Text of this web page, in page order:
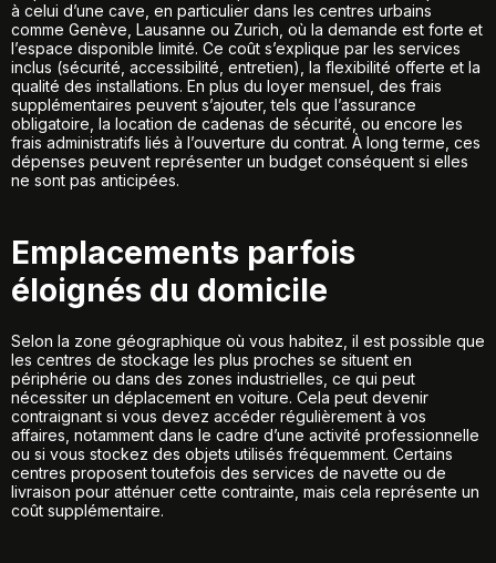
à celui d’une cave, en particulier dans les centres urbains
comme Genève, Lausanne ou Zurich, où la demande est forte et
l’espace disponible limité. Ce coût s’explique par les services
inclus (sécurité, accessibilité, entretien), la flexibilité offerte et la
qualité des installations. En plus du loyer mensuel, des frais
supplémentaires peuvent s’ajouter, tels que l’assurance
obligatoire, la location de cadenas de sécurité, ou encore les
frais administratifs liés à l’ouverture du contrat. À long terme, ces
dépenses peuvent représenter un budget conséquent si elles
ne sont pas anticipées.
Emplacements parfois
éloignés du domicile
Selon la zone géographique où vous habitez, il est possible que
les centres de stockage les plus proches se situent en
périphérie ou dans des zones industrielles, ce qui peut
nécessiter un déplacement en voiture. Cela peut devenir
contraignant si vous devez accéder régulièrement à vos
affaires, notamment dans le cadre d’une activité professionnelle
ou si vous stockez des objets utilisés fréquemment. Certains
centres proposent toutefois des services de navette ou de
livraison pour atténuer cette contrainte, mais cela représente un
coût supplémentaire.